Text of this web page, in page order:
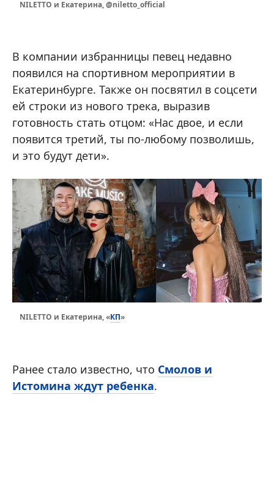
NILETTO и Екатерина, @niletto_official
В компании избранницы певец недавно
появился на спортивном мероприятии в
Екатеринбурге. Также он посвятил в соцсети
ей строки из нового трека, выразив
готовность стать отцом: «Нас двое, и если
появится третий, ты по-любому позволишь,
и это будут дети».
NILETTO и Екатерина, «КП»
Ранее стало известно, что Смолов и
Истомина ждут ребенка.